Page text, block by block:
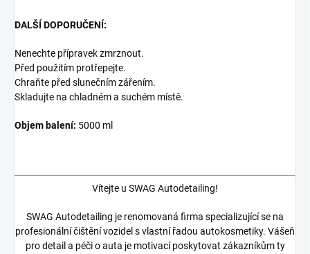
DALŠÍ DOPORUČENÍ:
Nenechte přípravek zmrznout.
Před použitím protřepejte.
Chraňte před slunečním zářením.
Skladujte na chladném a suchém místě.
Objem balení: 5000 ml
Vítejte u SWAG Autodetailing!
SWAG Autodetailing je renomovaná firma specializující se na
profesionální čištění vozidel s vlastní řadou autokosmetiky. Vášeň
pro detail a péči o auta je motivací poskytovat zákazníkům ty